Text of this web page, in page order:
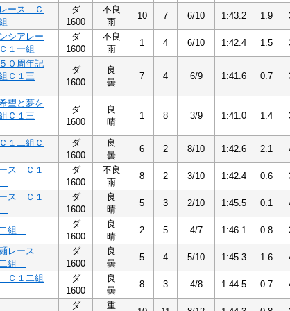
ース Ｃ
組
ダ
1600
不良
雨
10 7 6/10 1:43.2 1.9
シアレー
１一組
ダ
1600
不良
雨
1 4 6/10 1:42.4 1.5
０周年記
Ｃ１三
ダ
1600
良
曇
7 4 6/9 1:41.6 0.7
望と夢を
Ｃ１三
ダ
1600
良
晴
1 8 3/9 1:41.0 1.4
１二組Ｃ
ダ
1600
良
曇
6 2 8/10 1:42.6 2.1
ス Ｃ１
ダ
1600
不良
雨
8 2 3/10 1:42.4 0.6
ス Ｃ１
ダ
1600
良
晴
5 3 2/10 1:45.5 0.1
二組
ダ
1600
良
晴
2 5 4/7 1:46.1 0.8
レース
二組
ダ
1600
良
曇
5 4 5/10 1:45.3 1.6
Ｃ１二組
ダ
1600
良
曇
8 3 4/8 1:44.5 0.7
ダ 重